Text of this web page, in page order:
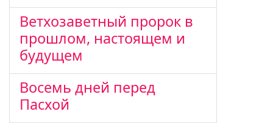
Ветхозаветный пророк в
прошлом, настоящем и
будущем
Восемь дней перед
Пасхой